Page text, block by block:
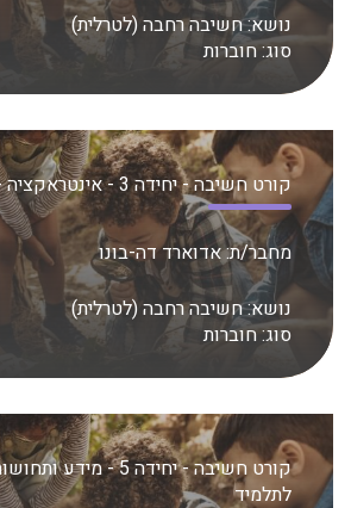
נושא:חשיבה רחבה (לטרלית)
סוג:חוברות
קורט חשיבה - יחידה 3 - אינטראקציה - כרטיסיות לתלמיד
מחבר/ת:אדוארד דה-בונו
נושא:חשיבה רחבה (לטרלית)
סוג:חוברות
קורט חשיבה - יחידה 5 -
לתלמיד